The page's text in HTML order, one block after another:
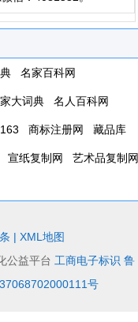
名家百科网
大词典 名人百科网
商标注册网 藏品库
宣纸复制网 艺术品复制网
| XML地图
公益平台 工商电子标识 鲁
号